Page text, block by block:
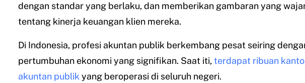
dengan standar yang berlaku, dan memberikan gambaran yang
tentang kinerja keuangan klien mereka.
Di Indonesia, profesi akuntan publik berkembang pesat seiring
pertumbuhan ekonomi yang signifikan. Saat iti, terdapat ribuan
akuntan publik yang beroperasi di seluruh negeri.